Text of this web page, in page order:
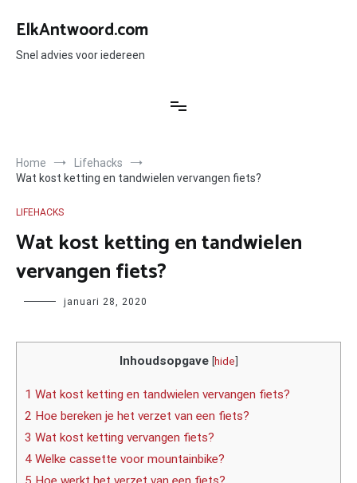
naar
inhoud
ElkAntwoord.com
Snel advies voor iedereen
Home
Lifehacks
Wat kost ketting en tandwielen vervangen fiets?
LIFEHACKS
Wat kost ketting en tandwielen
vervangen fiets?
Author januari 28, 2020
Inhoudsopgave [hide]
1 Wat kost ketting en tandwielen vervangen fiets?
2 Hoe bereken je het verzet van een fiets?
3 Wat kost ketting vervangen fiets?
4 Welke cassette voor mountainbike?